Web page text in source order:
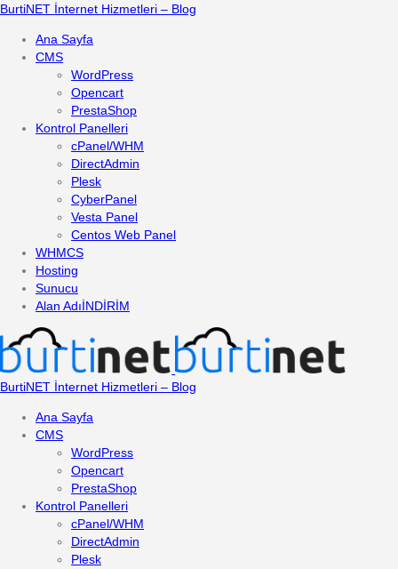
BurtiNET İnternet Hizmetleri – Blog
Ana Sayfa
CMS
WordPress
Opencart
PrestaShop
Kontrol Panelleri
cPanel/WHM
DirectAdmin
Plesk
CyberPanel
Vesta Panel
Centos Web Panel
WHMCS
Hosting
Sunucu
Alan AdıİNDİRİM
BurtiNET İnternet Hizmetleri – Blog
Ana Sayfa
CMS
WordPress
Opencart
PrestaShop
Kontrol Panelleri
cPanel/WHM
DirectAdmin
Plesk